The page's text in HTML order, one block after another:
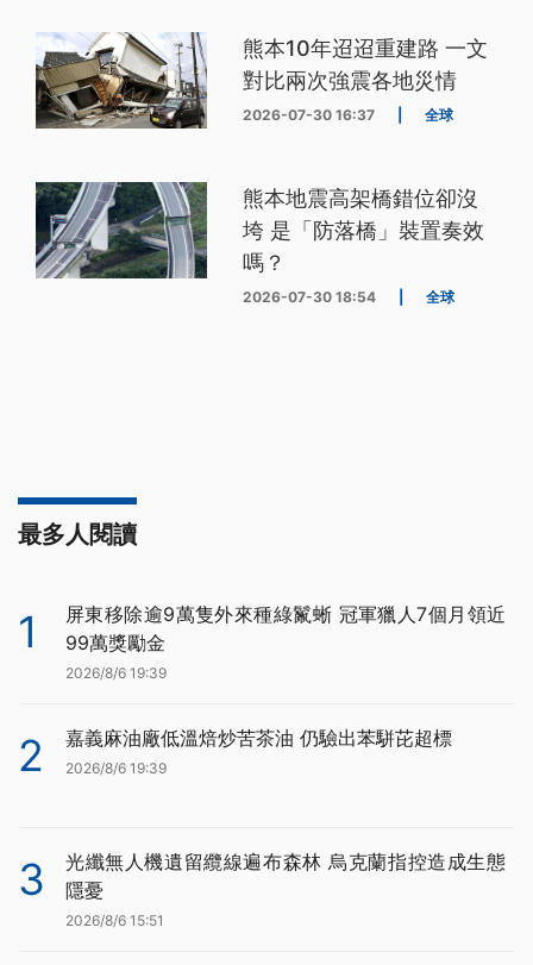
熊本10年迢迢重建路 一文
對比兩次強震各地災情
2026-07-30 16:37 全球
熊本地震高架橋錯位卻沒
垮 是「防落橋」裝置奏效
嗎？
2026-07-30 18:54 全球
最多人閱讀
1
屏東移除逾9萬隻外來種綠鬣蜥 冠軍獵人7個月領近
99萬獎勵金
2026/8/6 19:39
2 嘉義麻油廠低溫焙炒苦茶油 仍驗出苯駢芘超標
2026/8/6 19:39
3
光纖無人機遺留纜線遍布森林 烏克蘭指控造成生態
隱憂
2026/8/6 15:51